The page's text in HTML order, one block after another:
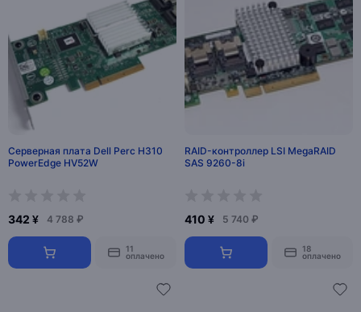
Серверная плата Dell Perc H310
PowerEdge HV52W
342 ¥ 4 788 ₽
11
оплачено
RAID-контроллер LSI MegaRAID
SAS 9260-8i
410 ¥ 5 740 ₽
18
оплачено